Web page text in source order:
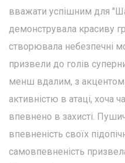
вважати успішним для
демонструвала красиву
створювала небезпечні
призвели до голів
менш вдалим, з
активністю в атаці, хоча
впевнено в захисті.
впевненість своїх
самовпевненість